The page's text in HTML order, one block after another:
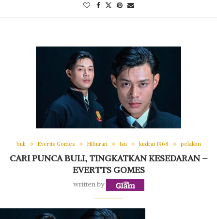
buli Evertts Gomes Hiburan Isu kudrat 1968 pelakon
CARI PUNCA BULI, TINGKATKAN KESEDARAN –
EVERTTS GOMES
written by